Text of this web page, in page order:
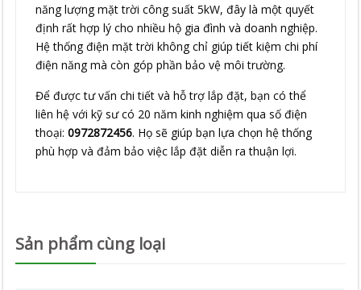
năng lượng mặt trời công suất 5kW, đây là một quyết
định rất hợp lý cho nhiều hộ gia đình và doanh nghiệp.
Hệ thống điện mặt trời không chỉ giúp tiết kiệm chi phí
điện năng mà còn góp phần bảo vệ môi trường.
Để được tư vấn chi tiết và hỗ trợ lắp đặt, bạn có thể
liên hệ với kỹ sư có 20 năm kinh nghiệm qua số điện
thoại:0972872456. Họ sẽ giúp bạn lựa chọn hệ thống
phù hợp và đảm bảo việc lắp đặt diễn ra thuận lợi.
Sản phẩm cùng loại